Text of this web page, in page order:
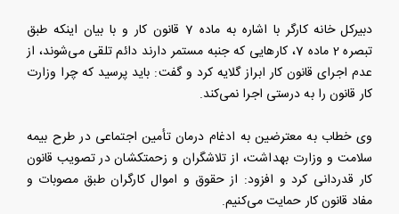
دبیرکل خانه کارگر با اشاره به ماده 7 قانون کار و با بیان اینکه طبق
تبصره 2 ماده 7، کارهایی که جنبه مستمر دارند دائم تلقی می‌شوند، از
عدم اجرای قانون کار ابراز گلایه کرد و گفت: باید پرسید که چرا وزارت
کار قانون را به درستی اجرا نمی‌کند.
وی خطاب به معترضین به ادغام درمان تأمین اجتماعی در طرح بیمه
سلامت و وزارت بهداشت، از تلاشگران و زحمتکشان در تصویب قانون
کار قدردانی کرد و افزود: از حقوق و اموال کارگران طبق مصوبات و
مفاد قانون کار حمایت می‌کنیم.